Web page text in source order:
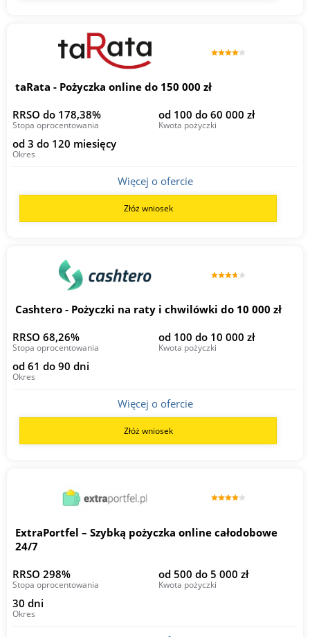
taRata - Pożyczka online do 150 000 zł
RRSO do 178,38%
Stopa oprocentowania
od 100 do 60 000 zł
Kwota pożyczki
od 3 do 120 miesięcy
Okres
Więcej o ofercie
Złóż wniosek
Cashtero - Pożyczki na raty i chwilówki do 10 000 zł
RRSO 68,26%
Stopa oprocentowania
od 100 do 10 000 zł
Kwota pożyczki
od 61 do 90 dni
Okres
Więcej o ofercie
Złóż wniosek
ExtraPortfel – Szybką pożyczka online całodobowe
24/7
RRSO 298%
Stopa oprocentowania
od 500 do 5 000 zł
Kwota pożyczki
30 dni
Okres